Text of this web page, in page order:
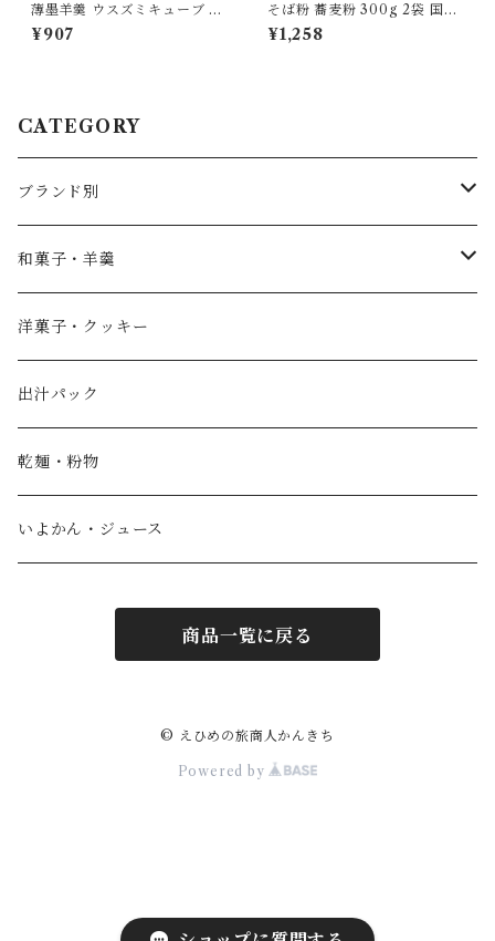
薄墨羊羹 ウスズミキューブ ク
ラシック キャラメル 各1箱 [y
okan-cb-mix2b]
¥907
そば粉 蕎麦粉 300g 2袋 国産
100％ 自家製粉 無添加 食品
グルメ 粉物 [myn-sbk-02]
¥1,258
CATEGORY
ブランド別
薄墨羊羹
やすまるだし
宮野製粉製麺所
IoLy
和泉農園
和菓子・羊羹
こざくら
どら焼き
ウスズミキューブ
薄墨羊羹小棹
水ようかん [夏季限定]
洋菓子・クッキー
出汁パック
乾麺・粉物
いよかん・ジュース
商品一覧に戻る
© えひめの旅商人かんきち
Powered by